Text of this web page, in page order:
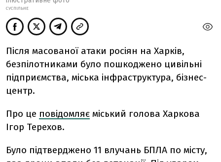
СУСПІЛЬНЕ
Після масованої атаки росіян на Харків,
безпілотниками було пошкоджено цивільні
підприємства, міська інфраструктура, бізнес-
центр.
Про це повідомляє міський голова Харкова
Ігор Терехов.
Було підтверджено 11 влучань БПЛА по місту,